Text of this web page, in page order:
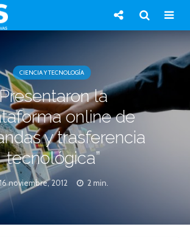
CIENCIA Y TECNOLOGÍA
la
online de
y trasferencia
tecnológica”
16 noviembre, 2012 2 min.